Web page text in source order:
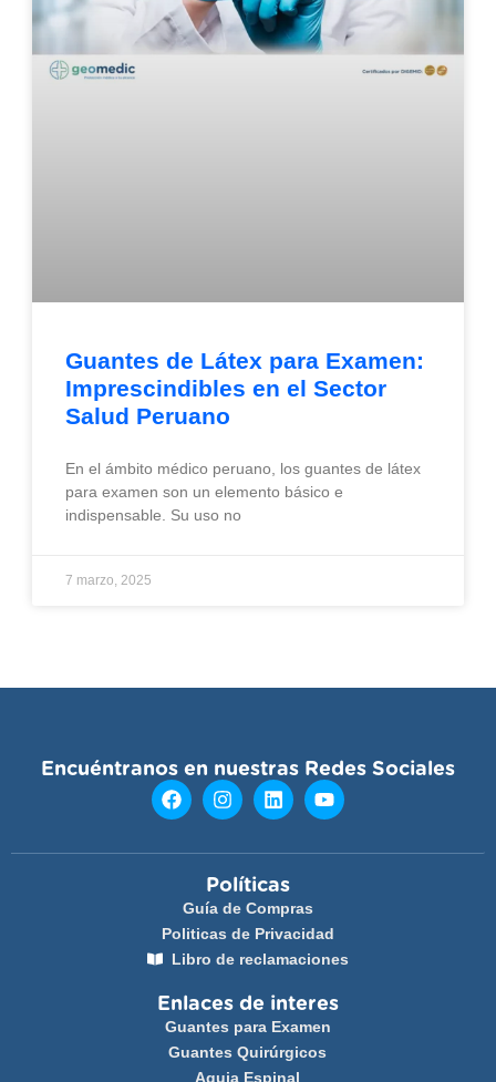
Guantes de Látex para Examen:
Imprescindibles en el Sector
Salud Peruano
En el ámbito médico peruano, los guantes de látex
para examen son un elemento básico e
indispensable. Su uso no
7 marzo, 2025
Encuéntranos en nuestras Redes Sociales
Políticas
Guía de Compras
Politicas de Privacidad
Libro de reclamaciones
Enlaces de interes
Guantes para Examen
Guantes Quirúrgicos
Aguja Espinal